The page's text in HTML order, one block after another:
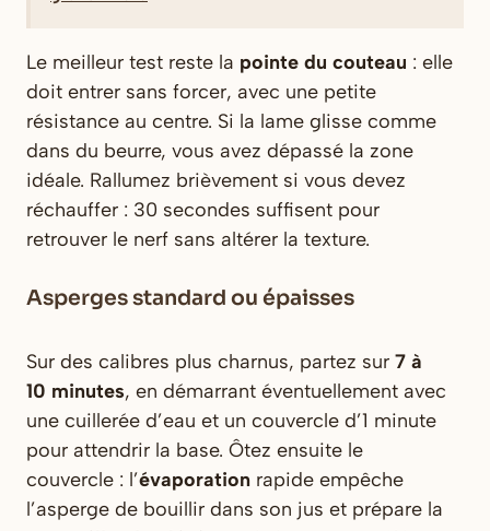
Le meilleur test reste la pointe du couteau : elle
doit entrer sans forcer, avec une petite
résistance au centre. Si la lame glisse comme
dans du beurre, vous avez dépassé la zone
idéale. Rallumez brièvement si vous devez
réchauffer : 30 secondes suffisent pour
retrouver le nerf sans altérer la texture.
Asperges standard ou épaisses
Sur des calibres plus charnus, partez sur 7 à
10 minutes, en démarrant éventuellement avec
une cuillerée d’eau et un couvercle d’1 minute
pour attendrir la base. Ôtez ensuite le
couvercle : l’évaporation rapide empêche
l’asperge de bouillir dans son jus et prépare la